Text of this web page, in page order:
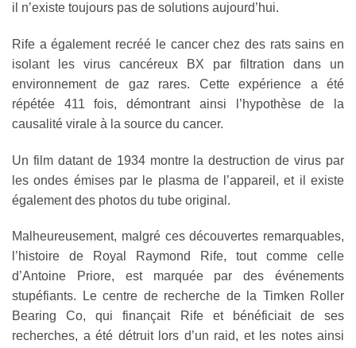
il n’existe toujours pas de solutions aujourd’hui.
Rife a également recréé le cancer chez des rats sains en
isolant les virus cancéreux BX par filtration dans un
environnement de gaz rares. Cette expérience a été
répétée 411 fois, démontrant ainsi l’hypothèse de la
causalité virale à la source du cancer.
Un film datant de 1934 montre la destruction de virus par
les ondes émises par le plasma de l’appareil, et il existe
également des photos du tube original.
Malheureusement, malgré ces découvertes remarquables,
l’histoire de Royal Raymond Rife, tout comme celle
d’Antoine Priore, est marquée par des événements
stupéfiants. Le centre de recherche de la Timken Roller
Bearing Co, qui finançait Rife et bénéficiait de ses
recherches, a été détruit lors d’un raid, et les notes ainsi